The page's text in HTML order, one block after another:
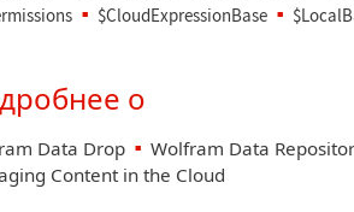
$CloudExpressionBase
о
Data Drop
Wolfram Data
Content in the Cloud